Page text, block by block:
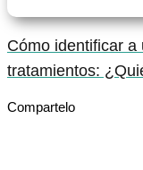
Cómo identificar
tratamientos:
Compartelo